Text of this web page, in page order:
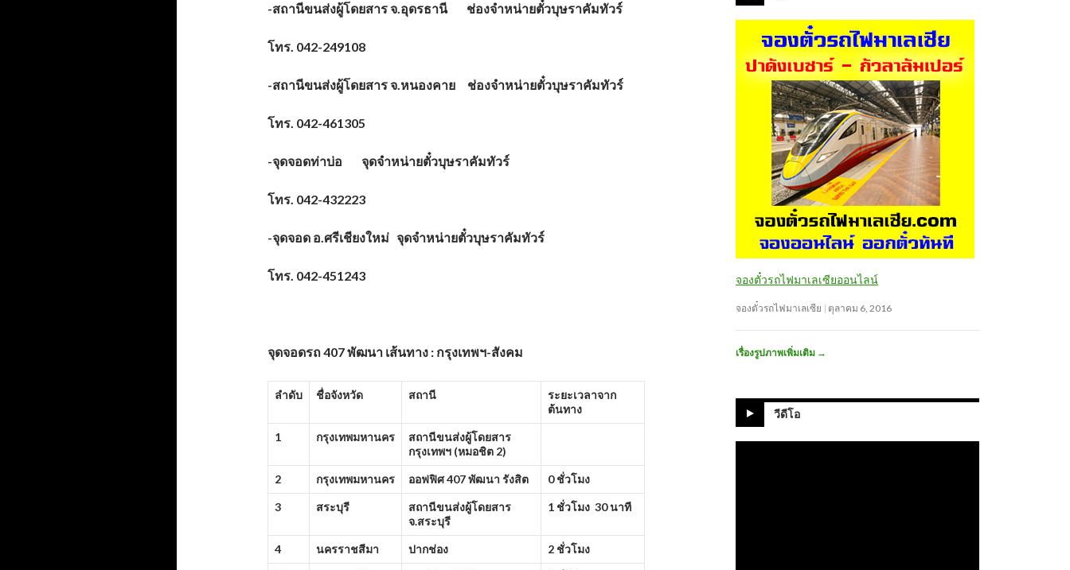
-สถานีขนส่งผู้โดยสาร จ.อุดรธานี ช่องจำหน่ายตั๋วบุษราคัมทัวร์
โทร. 042-249108
-สถานีขนส่งผู้โดยสาร จ.หนองคาย ช่องจำหน่ายตั๋วบุษราคัมทัวร์
โทร. 042-461305
-จุดจอดท่าบ่อ จุดจำหน่ายตั๋วบุษราคัมทัวร์
โทร. 042-432223
-จุดจอด อ.ศรีเชียงใหม่ จุดจำหน่ายตั๋วบุษราคัมทัวร์
โทร. 042-451243
จุดจอดรถ407 พัฒนา เส้นทาง : กรุงเทพฯ-สังคม
ลำดับ ชื่อจังหวัด สถานี
ระยะเวลาจาก
ต้นทาง
1 กรุงเทพมหานคร
สถานีขนส่งผู้โดยสาร
กรุงเทพฯ (หมอชิต 2)
2 กรุงเทพมหานคร ออฟฟิศ407 พัฒนา รังสิต 0 ชั่วโมง
3 สระบุรี
สถานีขนส่งผู้โดยสาร
จ.สระบุรี
1 ชั่วโมง 30 นาที
4 นครราชสีมา ปากช่อง 2 ชั่วโมง
จองตั๋วรถไฟมาเลเซียออนไลน์
จองตั๋วรถไฟมาเลเซีย ตุลาคม 6, 2016
เรื่องรูปภาพเพิ่มเติม →
วีดีโอ